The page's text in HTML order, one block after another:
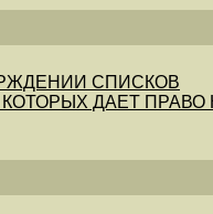
СПИСКОВ
ДАЕТ ПРАВО